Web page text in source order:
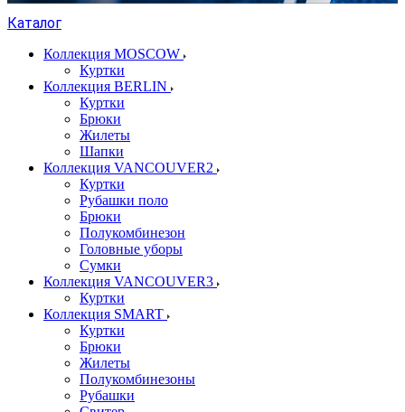
Каталог
Коллекция MOSCOW
Куртки
Коллекция BERLIN
Куртки
Брюки
Жилеты
Шапки
Коллекция VANCOUVER2
Куртки
Рубашки поло
Брюки
Полукомбинезон
Головные уборы
Сумки
Коллекция VANCOUVER3
Куртки
Коллекция SMART
Куртки
Брюки
Жилеты
Полукомбинезоны
Рубашки